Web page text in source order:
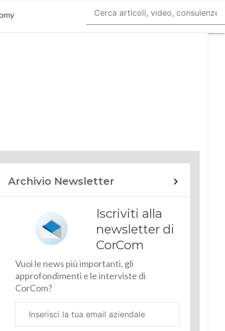
Archivio Newsletter
Iscriviti alla
newsletter di
CorCom
Vuoi le news più importanti, gli
approfondimenti e le interviste di
CorCom?
aziendale